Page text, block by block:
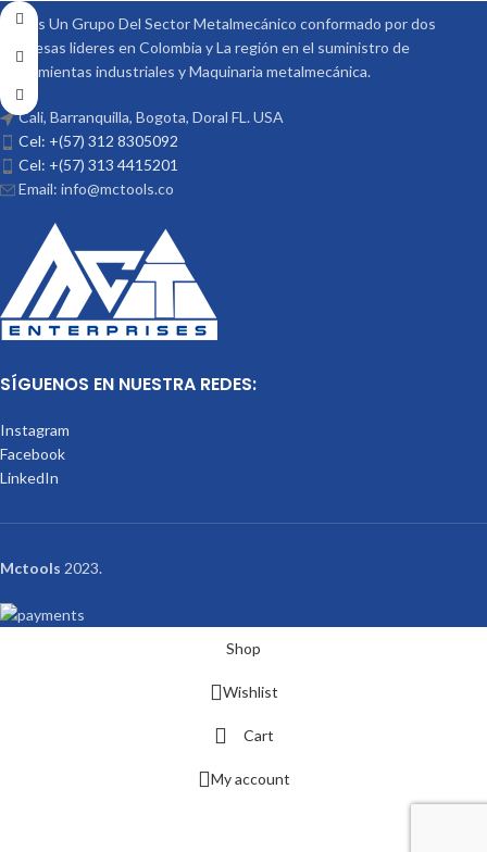
M2001855 MARCA: LAMINA
Somos Un Grupo Del Sector Metalmecánico conformado por dos
empresas lideres en Colombia y La región en el suministro de
Herramientas industriales y Maquinaria metalmecánica.
Cali, Barranquilla, Bogota, Doral FL. USA
Cel: +(57) 312 8305092
Cel: +(57) 313 4415201
Email: info@mctools.co
SÍGUENOS EN NUESTRA REDES:
Instagram
Facebook
LinkedIn
Mctools 2023.
Shop
Wishlist
Cart
My account